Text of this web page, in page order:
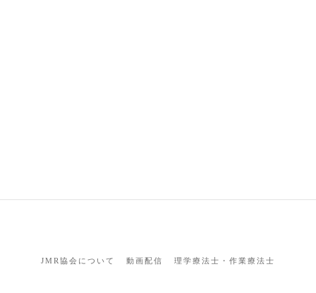
JMR協会について 動画配信 理学療法士・作業療法士